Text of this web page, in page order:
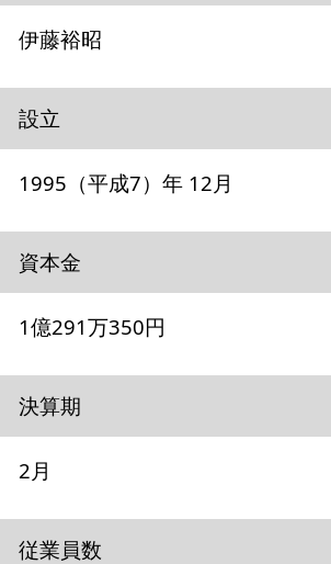
伊藤裕昭
設立
1995（平成7）年 12月
資本金
1億291万350円
決算期
2月
従業員数